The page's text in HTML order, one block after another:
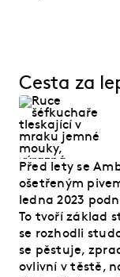
Cesta za
Před lety se
ošetřeným
ledna 2023
To tvoří základ
se rozhodli
se pěstuje,
ovlivní v těstě,